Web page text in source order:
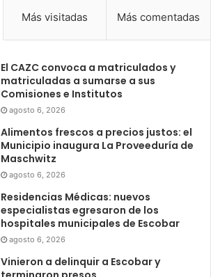
Más visitadas Más comentadas
El CAZC convoca a matriculados y
matriculadas a sumarse a sus
Comisiones e Institutos
agosto 6, 2026
Alimentos frescos a precios justos: el
Municipio inaugura La Proveeduría de
Maschwitz
agosto 6, 2026
Residencias Médicas: nuevos
especialistas egresaron de los
hospitales municipales de Escobar
agosto 6, 2026
Vinieron a delinquir a Escobar y